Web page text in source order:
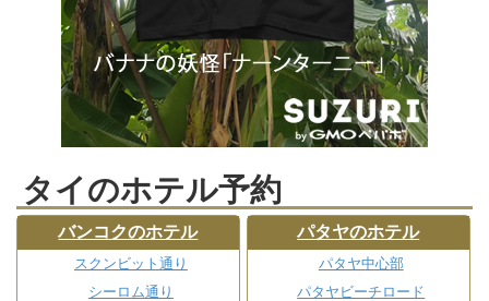
タイのホテル予約
バンコクのホテル
スクンビット通り
シーロム通り
パタヤのホテル
パタヤ中心部
パタヤビーチロード